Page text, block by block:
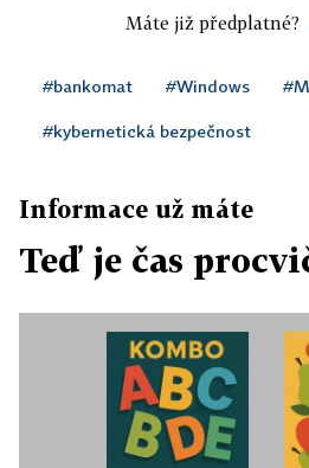
Máte již předplatné?
#bankomat #Windows
#kybernetická bezpečnost
Informace už máte
Teď je čas